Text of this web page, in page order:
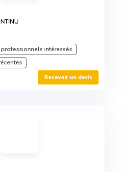
professionnels intéressés
Recevoir un devis